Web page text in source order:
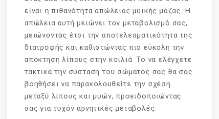
είναι η πιθανότητα απώλειας μυικής μάζας. Η
απώλεια αυτή μειώνει τον μεταβολισμό σας,
μειώνοντας έτσι την αποτελεσματικότητα της
διατροφής και καθιστώντας πιο εύκολη την
απόκτηση λίπους στην κοιλιά. Το να ελέγχετε
τακτικά την σύσταση του σώματός σας θα σας
βοηθήσει να παρακολουθείτε την σχέση
μεταξύ λίπους και μυών, προειδοποιώντας
σας για τυχόν αρνητικές μεταβολές.